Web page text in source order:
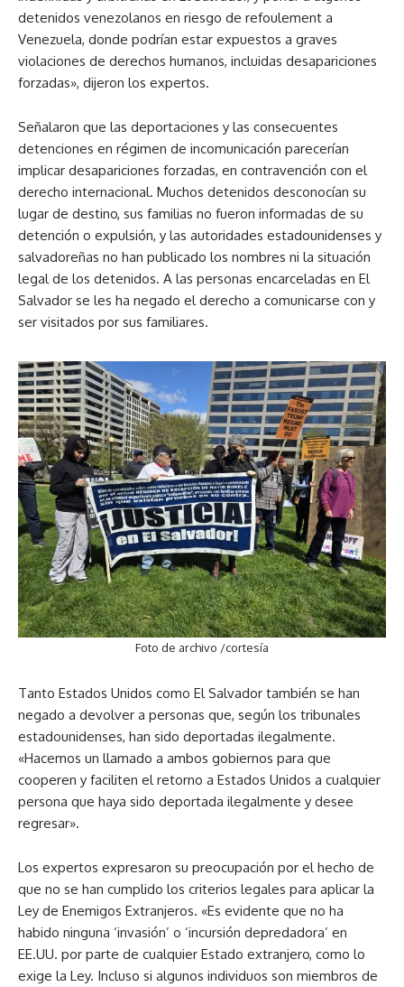
detenidos venezolanos en riesgo de refoulement a
Venezuela, donde podrían estar expuestos a graves
violaciones de derechos humanos, incluidas desapariciones
forzadas», dijeron los expertos.
Señalaron que las deportaciones y las consecuentes
detenciones en régimen de incomunicación parecerían
implicar desapariciones forzadas, en contravención con el
derecho internacional. Muchos detenidos desconocían su
lugar de destino, sus familias no fueron informadas de su
detención o expulsión, y las autoridades estadounidenses y
salvadoreñas no han publicado los nombres ni la situación
legal de los detenidos. A las personas encarceladas en El
Salvador se les ha negado el derecho a comunicarse con y
ser visitados por sus familiares.
Foto de archivo /cortesía
Tanto Estados Unidos como El Salvador también se han
negado a devolver a personas que, según los tribunales
estadounidenses, han sido deportadas ilegalmente.
«Hacemos un llamado a ambos gobiernos para que
cooperen y faciliten el retorno a Estados Unidos a cualquier
persona que haya sido deportada ilegalmente y desee
regresar».
Los expertos expresaron su preocupación por el hecho de
que no se han cumplido los criterios legales para aplicar la
Ley de Enemigos Extranjeros. «Es evidente que no ha
habido ninguna ‘invasión’ o ‘incursión depredadora’ en
EE.UU. por parte de cualquier Estado extranjero, como lo
exige la Ley. Incluso si algunos individuos son miembros de